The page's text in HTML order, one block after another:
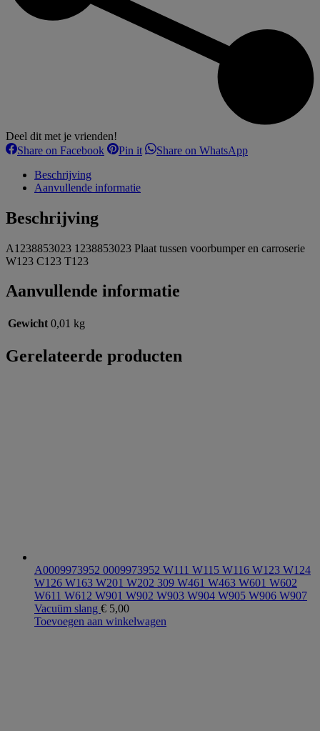
Deel dit met je vrienden!
Share on FacebookSharePin itShareShare on WhatsAppShare
Beschrijving
Aanvullende informatie
Beschrijving
A1238853023 1238853023 Plaat tussen voorbumper en carroserie
W123 C123 T123
Aanvullende informatie
Gewicht 0,01 kg
Gerelateerde producten
A0009973952 0009973952 W111 W115 W116 W123 W124
W126 W163 W201 W202 309 W461 W463 W601 W602
W611 W612 W901 W902 W903 W904 W905 W906 W907
Vacuüm slang € 5,00
Toevoegen aan winkelwagen